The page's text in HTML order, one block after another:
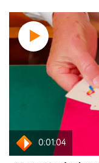
0:01:04